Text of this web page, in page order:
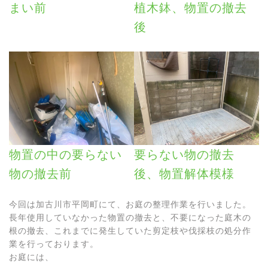
まい前
植木鉢、物置の撤去
後
物置の中の要らない
物の撤去前
要らない物の撤去
後、物置解体模様
今回は加古川市平岡町にて、お庭の整理作業を行いました。
長年使用していなかった物置の撤去と、不要になった庭木の
根の撤去、これまでに発生していた剪定枝や伐採枝の処分作
業を行っております。
お庭には、